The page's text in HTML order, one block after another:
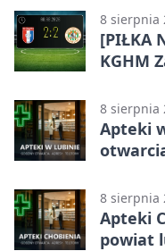
8 sierpnia
[PIŁKA
KGHM
8 sierpnia
Apteki
8 sierpnia
Apteki
powiat